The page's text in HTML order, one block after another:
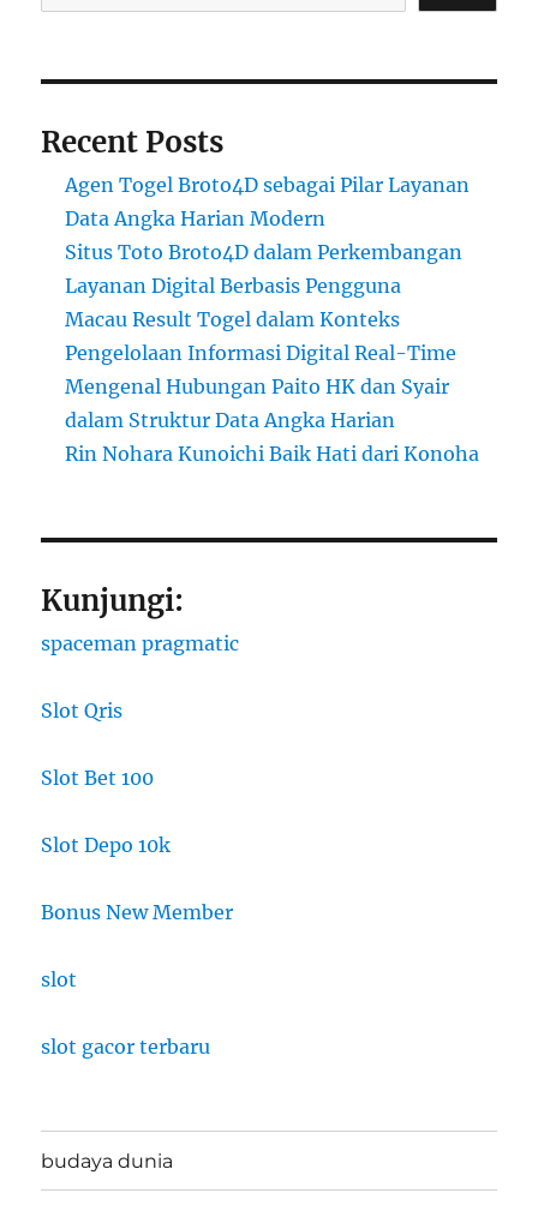
Recent Posts
Agen Togel Broto4D sebagai Pilar Layanan
Data Angka Harian Modern
Situs Toto Broto4D dalam Perkembangan
Layanan Digital Berbasis Pengguna
Macau Result Togel dalam Konteks
Pengelolaan Informasi Digital Real-Time
Mengenal Hubungan Paito HK dan Syair
dalam Struktur Data Angka Harian
Rin Nohara Kunoichi Baik Hati dari Konoha
Kunjungi:
spaceman pragmatic
Slot Qris
Slot Bet 100
Slot Depo 10k
Bonus New Member
slot
slot gacor terbaru
budaya dunia